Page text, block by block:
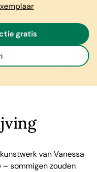
gratis
van Vanessa
– sommigen zouden